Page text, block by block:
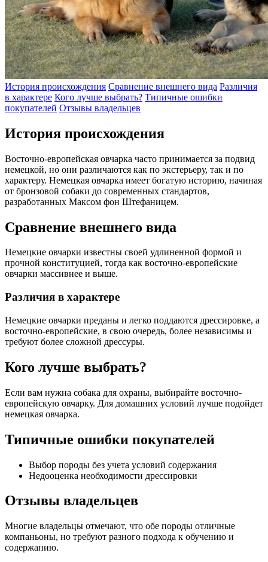
История происхождения Сравнение внешнего вида Различия
в характере Кого лучше выбрать? Типичные ошибки
покупателей Отзывы владельцев
История происхождения
Восточно-европейская овчарка часто принимается за подвид
немецкой, но они различаются как по экстерьеру, так и по
характеру. Немецкая овчарка имеет богатую историю, начиная
от бронзовой собаки до современных стандартов,
разработанных Максом фон Штефаницем.
Сравнение внешнего вида
Немецкие овчарки известны своей удлиненной формой и
прочной конституцией, тогда как восточно-европейские
овчарки массивнее и выше.
Различия в характере
Немецкие овчарки преданы и легко поддаются дрессировке, а
восточно-европейские, в свою очередь, более независимы и
требуют более сложной дрессуры.
Кого лучше выбрать?
Если вам нужна собака для охраны, выбирайте восточно-
европейскую овчарку. Для домашних условий лучше подойдет
немецкая овчарка.
Типичные ошибки покупателей
Выбор породы без учета условий содержания
Недооценка необходимости дрессировки
Отзывы владельцев
Многие владельцы отмечают, что обе породы отличные
компаньоны, но требуют разного подхода к обучению и
содержанию.